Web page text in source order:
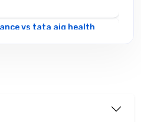
vs tata aig health